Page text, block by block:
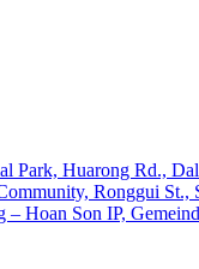
Park, Huarong Rd.,
Ronggui St.,
Hoan Son IP,